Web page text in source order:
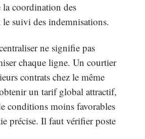
coordination des
le suivi des indemnisations.
ne signifie pas
chaque ligne. Un courtier
contrats chez le même
un tarif global attractif,
conditions moins favorables
précise. Il faut vérifier poste